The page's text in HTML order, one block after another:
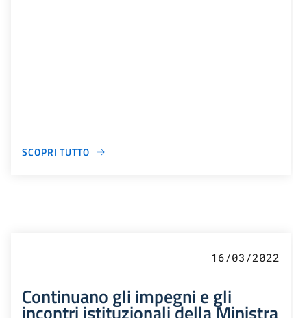
SCOPRI TUTTO
16/03/2022
Continuano gli impegni e gli